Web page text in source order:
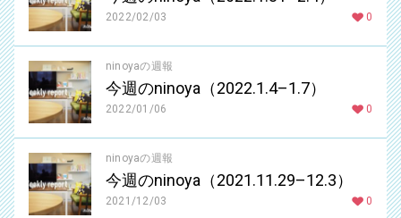
2022/02/03 0
ninoyaの週報
今週のninoya（2022.1.4–1.7）
2022/01/06 0
ninoyaの週報
今週のninoya（2021.11.29–12.3）
2021/12/03 0